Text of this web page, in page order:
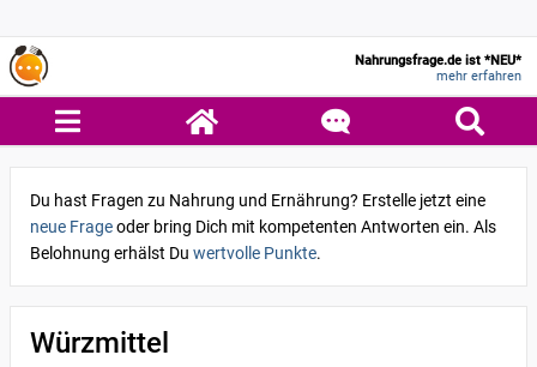
Nahrungsfrage.de ist *NEU*
mehr erfahren
Du hast Fragen zu Nahrung und Ernährung? Erstelle jetzt eine
neue Frageoder bring Dich mit kompetenten Antworten ein. Als
Belohnung erhälst Du wertvolle Punkte.
Würzmittel